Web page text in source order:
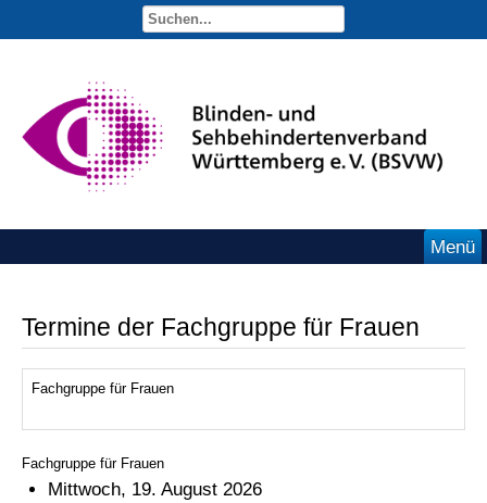
Menü
Termine der Fachgruppe für Frauen
Fachgruppe für Frauen
Fachgruppe für Frauen
Mittwoch, 19. August 2026